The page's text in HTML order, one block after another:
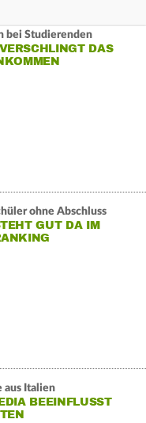
bei Studierenden
DAS
ohne Abschluss
GUT DA IM
aus Italien
BEEINFLUSST